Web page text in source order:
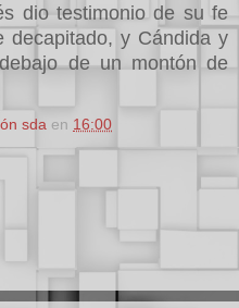
dio testimonio de su fe
decapitado, y Cándida y
de un montón de
sda en 16:00